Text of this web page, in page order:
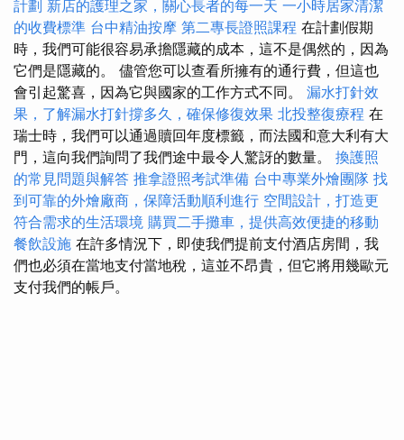
計劃 新店的護理之家，關心長者的每一天 一小時居家清潔
的收費標準 台中精油按摩 第二專長證照課程 在計劃假期
時，我們可能很容易承擔隱藏的成本，這不是偶然的，因為
它們是隱藏的。 儘管您可以查看所擁有的通行費，但這也
會引起驚喜，因為它與國家的工作方式不同。 漏水打針效
果，了解漏水打針撐多久，確保修復效果 北投整復療程 在
瑞士時，我們可以通過贖回年度標籤，而法國和意大利有大
門，這向我們詢問了我們途中最令人驚訝的數量。 換護照
的常見問題與解答 推拿證照考試準備 台中專業外燴團隊 找
到可靠的外燴廠商，保障活動順利進行 空間設計，打造更
符合需求的生活環境 購買二手攤車，提供高效便捷的移動
餐飲設施 在許多情況下，即使我們提前支付酒店房間，我
們也必須在當地支付當地稅，這並不昂貴，但它將用幾歐元
支付我們的帳戶。